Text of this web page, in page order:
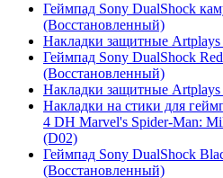
Геймпад Sony DualShock
(Восстановленный)
Накладки защитные
Геймпад Sony DualShock
(Восстановленный)
Накладки защитные
Накладки на стики для
4 DH Marvel's Spider-Man:
(D02)
Геймпад Sony DualShock
(Восстановленный)